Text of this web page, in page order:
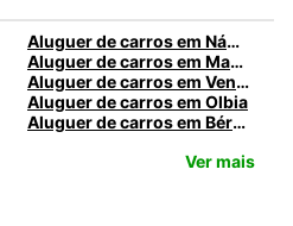
Aluguer de carros em Nápoles
Aluguer de carros em Madrid
Aluguer de carros em Veneza
Aluguer de carros em Olbia
Aluguer de carros em Bérgamo
Ver mais